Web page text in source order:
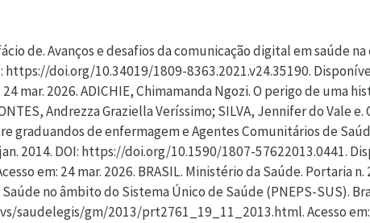
journals/public-health/articles/10.3389/fpubh.2024.1356652/full. Acesso em: 24 mar. 2026. MUCHAGATA, Márcia et al. Localizando objetivos do desenvolvimento sustentável: desafios de municípios brasileiros mais populosos e com alta vulnerabilidade socioeconômica para a implementação da agenda 2030. Revista do Serviço Público, Brasília, DF, v. 74, n. 4, p. 734-757, 2023. DOI: https://doi.org/10.21874/rsp.v74i4.9995. Disponível em: https://repositorio.enap.gov.br/handle/1/7831. Acesso em: 21 set. 2024. NUTBEAM, Don. Health literacy as a public health goal: a challenge for contemporary health education and communication strategies into the 21st century. Health Promotion International, Eynsham, v. 15, n. 3, p. 259-267, 2000. DOI: https://doi.org/10.1093/heapro/15.3.259. Disponível em: https://academic.oup.com/heapro/article/15/3/259/551108. Acesso em: 24 mar. 2026. OLIVEIRA, Ana Maria Caldeira et al. População em Situação de Rua: comunicação e (des)informação no contexto da pandemia de covid-19. Interface – Comunicação, Saúde, Educação, Botucatu, v. 28, e230433, 2024. DOI: https://doi.org/10.1590/interface.230433. Disponível em: https://www.scielo.br/j/icse/a/mCQ7xW4pJFWC9Z6hfmfFPSB/?lang=pt. Acesso em: 24 mar. 2026. OLIVEIRA, Márcia Farsura de; COTA, Luiz Gustavo Santos. A pedagogia freiriana nas práticas de educação em saúde. Diversitates International Journal, Niterói, v. 10, n. 1, p. 46-58, 2018. DOI: https://doi.org/10.53357/AZYO4284. Disponível em: http://www.diversitates.uff.br/index.php/1diversitates-uff1/article/view/244. Acesso em: 24 mar. 2026. PERUZZO, Cicilia M. Krohling. Comunicação popular, comunitária e alternativa na era digital: entre utopias freireanas e distopias. Media & Jornalismo, Lisboa, v. 23, n. 42, p. 23-38, 2023. DOI: https://doi.org/10.14195/2183-5462_42_1. Disponível em: https://scielo.pt/scielo.php?script=sci_arttext&pid=S2183-54622023000100023&lng=pt&nrm=iso&tlng=pt. Acesso em: 24 mar. 2026. PINHEIRO, Bruna Cardoso; BITTAR, Cléria Maria Lobo. Práticas de educação popular em saúde na Atenção Primária: uma revisão integrativa. Cinergis, Santa Cruz do Sul, v. 18, n. 1, p. 77-82, 2016. DOI: https://doi.org/10.17058/cinergis.v18i1.8049. Disponível em: https://seer.unisc.br/index.php/cinergis/article/view/8049. Acesso em: 24 mar. 2026. PINHO, Roberta Justel do; PEREIRA, Ana Paula Fernandes Barão; LUSSI, Isabela Aparecida de Oliveira. População em situação de rua, mundo do trabalho e os centros de referência especializados para população em situação de rua (centro pop): perspectivas acerca das ações para inclusão produtiva. Cadernos Brasileiros de Terapia Ocupacional, São Carlos, v. 27, n. 3, p. 480-495, 2019. DOI: https://doi.org/10.4322/2526-8910.ctoAO1842. Disponível em: https://www.scielo.br/j/cadbto/a/S4yZL3jDCvjw4ztXFHNLPYN/?lang=pt. Acesso em: 24 mar. 2026. RICE, Marilyn; CANDEIAS, Nelly Martins Ferreira. Padrões mínimos da prática da educação em saúde: um projeto pioneiro. Revista de Saúde Pública, São Paulo, v. 23, n. 4, p. 347-353, 1989. DOI: https://doi.org/10.1590/S0034-89101989000400012. Disponível em: https://www.scielo.br/j/rsp/a/x8zCmCZyKzQ5tSPJt3gBCwp/?lang=pt. Acesso em: 24 mar. 2026. SCHALL, Virgínia T.; STRUCHINER, Miriam. Educação em saúde: novas perspectivas. Cadernos de Saúde Pública, Rio de Janeiro, v. 15, supl. 2, p. 1-3, 1999. Editorial. DOI: https://doi.org/10.1590/S0102-311X1999000600001. Disponível em: https://www.scielo.br/j/csp/a/McP6pRbyPGYyWjjLzgr5LJn/?lang=pt. Acesso em: 24 mar. 2026. SCHIAVO, Renata. The importance of community-based communication for health and social change. Journal of Communication in Healthcare, London, v. 9, n. 1, p. 1-3, 2016. DOI: https://doi.org/10.1080/17538068.2016.1154755. Disponível em: https://www.tandfonline.com/doi/full/10.1080/17538068.2016.1154755. Acesso em: 24 mar. 2026. SCHIAVO, Renata. What is true community engagement and why it matters (now more than ever). Journal of Communication in Healthcare, London, v. 14, n. 2, p. 91-92, 2021. DOI: https://doi.org/10.1080/17538068.2021.1935569. Disponível em: https://www.tandfonline.com/doi/full/10.1080/17538068.2021.1935569. Acesso em: 24 mar. 2026. SILVA, Paulo Vitor Rodrigues da et al. Direito à comunicação e educação em saúde: perspectivas em projetos com a População em Situação de Rua no Brasil. Saúde em Redes, Vitória, v. 4, supl. 1, 2018.